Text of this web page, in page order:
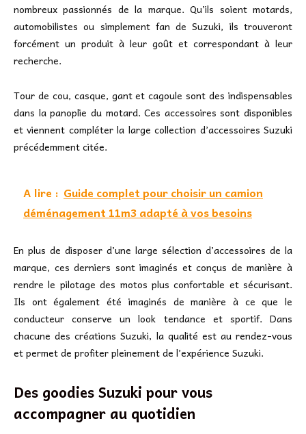
nombreux passionnés de la marque. Qu’ils soient motards,
automobilistes ou simplement fan de Suzuki, ils trouveront
forcément un produit à leur goût et correspondant à leur
recherche.
Tour de cou, casque, gant et cagoule sont des indispensables
dans la panoplie du motard. Ces accessoires sont disponibles
et viennent compléter la large collection d’accessoires Suzuki
précédemment citée.
A lire : Guide complet pour choisir un camion
déménagement 11m3 adapté à vos besoins
En plus de disposer d’une large sélection d’accessoires de la
marque, ces derniers sont imaginés et conçus de manière à
rendre le pilotage des motos plus confortable et sécurisant.
Ils ont également été imaginés de manière à ce que le
conducteur conserve un look tendance et sportif. Dans
chacune des créations Suzuki, la qualité est au rendez-vous
et permet de profiter pleinement de l’expérience Suzuki.
Des goodies Suzuki pour vous
accompagner au quotidien